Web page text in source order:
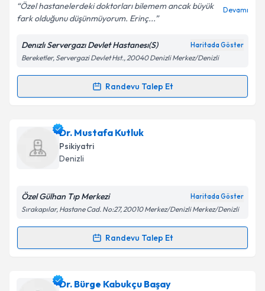
Kişisel verilerimin işlenmesine ilişkin
Aydınlatma
Metni'ni okudum ve kişisel verilerimin belirtilen
kapsamda işlenmesini kabul ediyorum.
Özel hastanelerdeki doktorları bilemem ancak büyük
fark olduğunu düşünmüyorum. Erinç...
Devamı
Denızlı Servergazı Devlet Hastanesı(S) Haritada Göster
Bereketler, Servergazi Devlet Hst., 20040 Denizli Merkez/Denizli
Randevu Talep Et
Randevu Takvimi Talebi
Dr. Erinç Sevinçiçin randevu takvimi talebi oluşturun.
Size bu uzmandan randevu almanız için bir takvim
hazırlandığında e-posta ile bilgilendireceğiz.
Kişisel verilerimin işlenmesine ilişkin
Metni'ni okudum ve kişisel verilerimin belirtilen
Dr. Mustafa Kutluk
Psikiyatri
Denizli
Özel Gülhan Tıp Merkezi Haritada Göster
Sırakapılar, Hastane Cad. No:27, 20010 Merkez/Denizli Merkez/Denizli
Randevu Talep Et
Randevu Takvimi Talebi
Dr. Mustafa Kutlukiçin randevu takvimi talebi
Dr. Bürge Kabukçu Başay